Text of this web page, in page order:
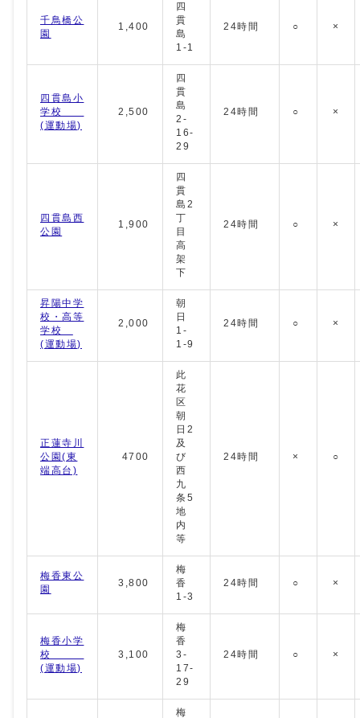
千鳥橋公
園
1,400
四
貫
島
1-1
24時間 ○ ×
四貫島小
学校
(運動場)
2,500
四
貫
島
2-
16-
29
24時間 ○ ×
四貫島西
公園
1,900
四
貫
島2
丁
目
高
架
下
24時間 ○ ×
昇陽中学
校・高等
学校
(運動場)
2,000
朝
日
1-
1-9
24時間 ○ ×
正蓮寺川
公園(東
端高台)
4700
此
花
区
朝
日2
及
び
西
九
条5
地
内
等
24時間 × ○
梅香東公
園
3,800
梅
香
1-3
24時間 ○ ×
梅香小学
校
(運動場)
3,100
梅
香
3-
17-
29
24時間 ○ ×
梅